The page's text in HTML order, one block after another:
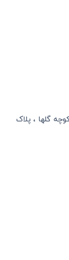
گلها ، پلاک